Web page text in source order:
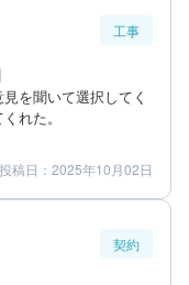
工事
を聞いて選択してく
れた。
がり 4
投稿日：2025年10月02日
契約